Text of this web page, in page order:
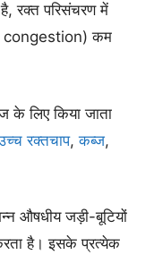
है, रक्त परिसंचरण में
congestion) कम
लिए किया जाता
रक्तचाप,कब्ज,
औषधीय जड़ी-बूटियों
है। इसके प्रत्येक